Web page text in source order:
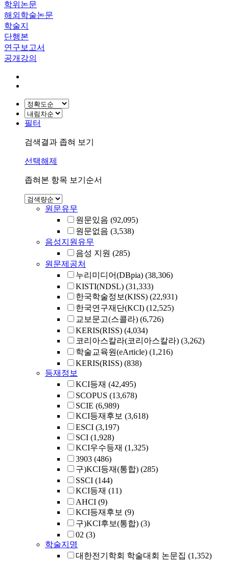
학위논문
해외학술논문
학술지
단행본
연구보고서
공개강의
필터
검색결과 좁혀 보기
선택해제
좁혀본 항목 보기순서
원문유무
원문있음 (92,095)
원문없음 (3,538)
음성지원유무
음성 지원 (285)
원문제공처
누리미디어(DBpia) (38,306)
KISTI(NDSL) (31,333)
한국학술정보(KISS) (22,931)
한국연구재단(KCI) (12,525)
교보문고(스콜라) (6,726)
KERIS(RISS) (4,034)
코리아스칼라(코리아스칼라) (3,262)
학술교육원(eArticle) (1,216)
KERIS(RISS) (838)
등재정보
KCI등재 (42,495)
SCOPUS (13,678)
SCIE (6,989)
KCI등재후보 (3,618)
ESCI (3,197)
SCI (1,928)
KCI우수등재 (1,325)
3903 (486)
구)KCI등재(통합) (285)
SSCI (144)
KCI등재 (11)
AHCI (9)
KCI등재후보 (9)
구)KCI후보(통합) (3)
02 (3)
학술지명
대한전기학회 학술대회 논문집 (1,352)